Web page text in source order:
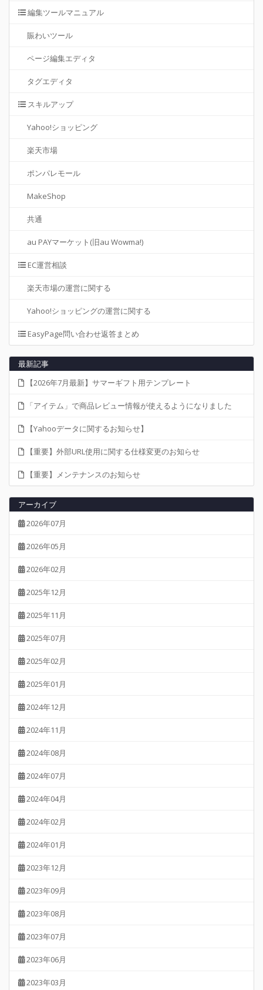
編集ツールマニュアル
賑わいツール
ページ編集エディタ
タグエディタ
スキルアップ
Yahoo!ショッピング
楽天市場
ポンパレモール
MakeShop
共通
au PAYマーケット(旧au Wowma!)
EC運営相談
楽天市場の運営に関する
Yahoo!ショッピングの運営に関する
EasyPage問い合わせ返答まとめ
最新記事
【2026年7月最新】サマーギフト用テンプレート
「アイテム」で商品レビュー情報が使えるようになりました
【Yahooデータに関するお知らせ】
【重要】外部URL使用に関する仕様変更のお知らせ
【重要】メンテナンスのお知らせ
アーカイブ
2026年07月
2026年05月
2026年02月
2025年12月
2025年11月
2025年07月
2025年02月
2025年01月
2024年12月
2024年11月
2024年08月
2024年07月
2024年04月
2024年02月
2024年01月
2023年12月
2023年09月
2023年08月
2023年07月
2023年06月
2023年03月